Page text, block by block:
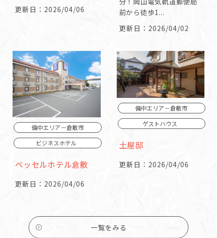
更新日：2026/04/06
前から徒歩1...
更新日：2026/04/02
備中エリア－倉敷市
ビジネスホテル
ベッセルホテル倉敷
更新日：2026/04/06
備中エリア－倉敷市
ゲストハウス
土屋邸
更新日：2026/04/06
一覧をみる